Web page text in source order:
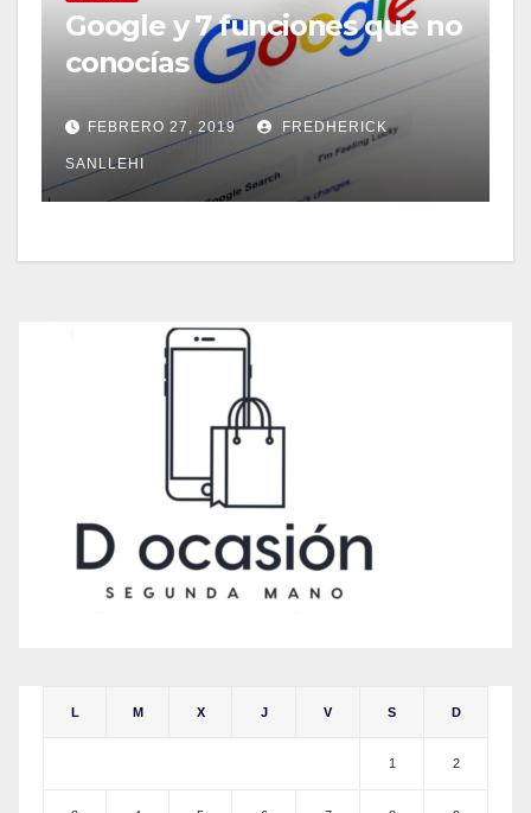
Google y 7 funciones que no
conocías
FEBRERO 27, 2019 FREDHERICK
SANLLEHI
L M X J V S D
1 2